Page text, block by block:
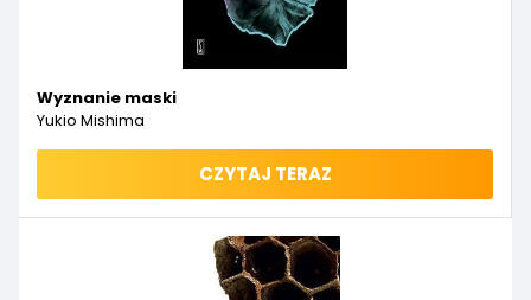
Wyznanie maski
Yukio Mishima
CZYTAJ TERAZ